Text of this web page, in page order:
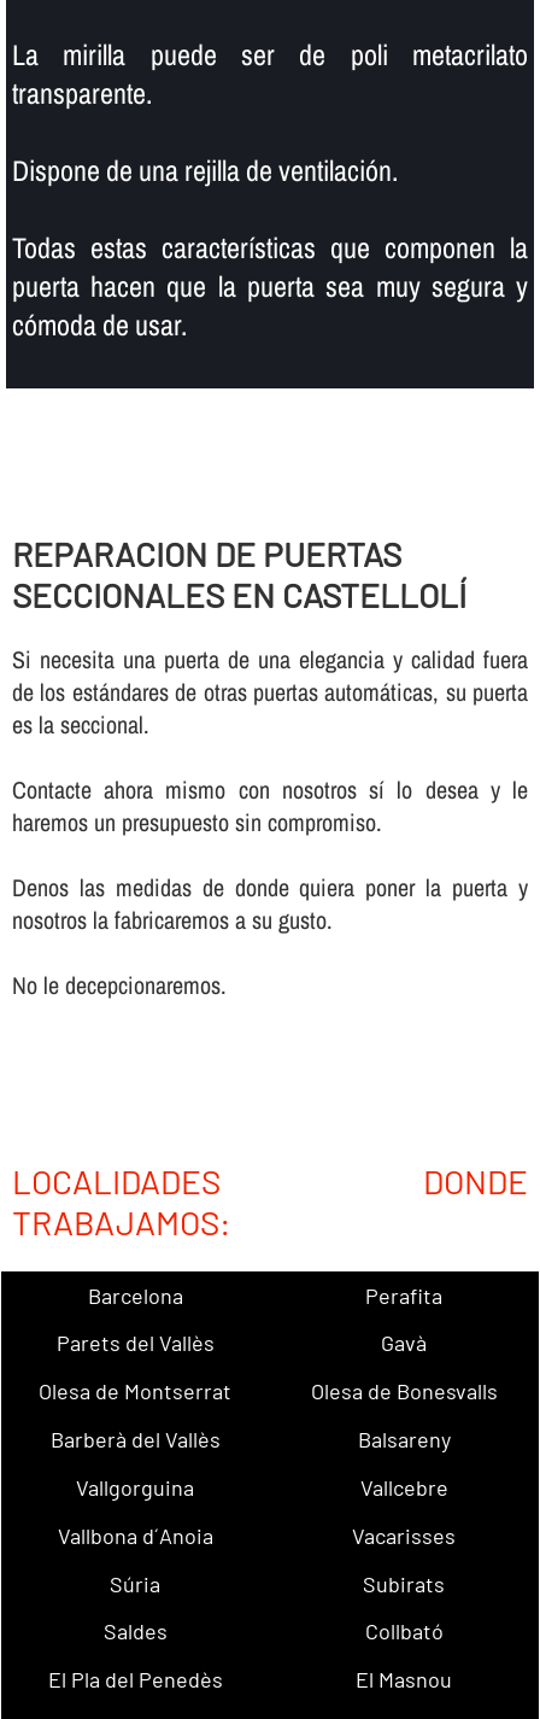
La mirilla puede ser de poli metacrilato
transparente.
Dispone de una rejilla de ventilación.
Todas estas caracterí­sticas que componen la
puerta hacen que la puerta sea muy segura y
cómoda de usar.
REPARACION DE PUERTAS
SECCIONALES EN CASTELLOLÍ
Si necesita una puerta de una elegancia y calidad fuera
de los estándares de otras puertas automáticas, su puerta
es la seccional.
Contacte ahora mismo con nosotros sí­ lo desea y le
haremos un presupuesto sin compromiso.
Denos las medidas de donde quiera poner la puerta y
nosotros la fabricaremos a su gusto.
No le decepcionaremos.
LOCALIDADES DONDE
TRABAJAMOS:
Barcelona
Perafita
Parets del Vallès
Gavà
Olesa de Montserrat
Olesa de Bonesvalls
Barberà del Vallès
Balsareny
Vallgorguina
Vallcebre
Vallbona d´Anoia
Vacarisses
Súria
Subirats
Saldes
Collbató
El Pla del Penedès
El Masnou